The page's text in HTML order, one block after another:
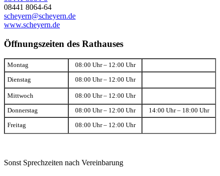
08441 8064-64
scheyern@scheyern.de
www.scheyern.de
Öffnungszeiten des Rathauses
Montag 08:00 Uhr – 12:00 Uhr
Dienstag 08:00 Uhr – 12:00 Uhr
Mittwoch 08:00 Uhr – 12:00 Uhr
Donnerstag 08:00 Uhr – 12:00 Uhr 14:00 Uhr – 18:00 Uhr
Freitag 08:00 Uhr – 12:00 Uhr
Sonst Sprechzeiten nach Vereinbarung